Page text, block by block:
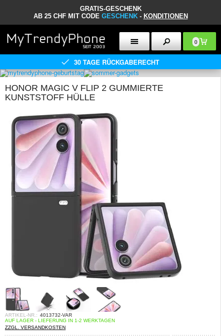
GRATIS-GESCHENK
AB 25 CHF MIT CODE GESCHENK- KONDITIONEN
0
30 TAGE RÜCKGABERECHT
HONOR MAGIC V FLIP 2 GUMMIERTE
KUNSTSTOFF HÜLLE
ARTIKEL-NR.: 4013732-VAR
AUF LAGER - LIEFERUNG IN 1-2 WERKTAGEN
ZZGL. VERSANDKOSTEN